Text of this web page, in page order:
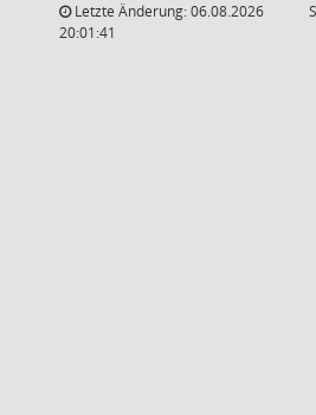
Letzte Änderung: 06.08.2026
20:01:41